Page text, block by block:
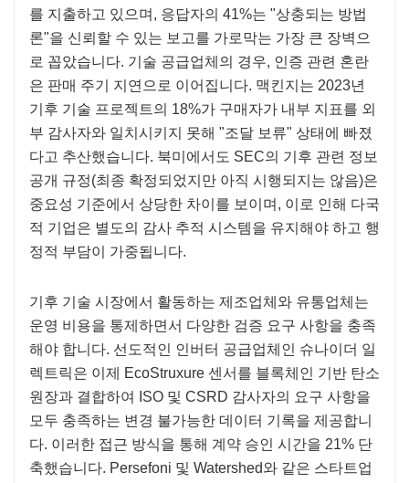
를 지출하고 있으며, 응답자의 41%는 "상충되는 방법
론"을 신뢰할 수 있는 보고를 가로막는 가장 큰 장벽으
로 꼽았습니다. 기술 공급업체의 경우, 인증 관련 혼란
은 판매 주기 지연으로 이어집니다. 맥킨지는 2023년
기후 기술 프로젝트의 18%가 구매자가 내부 지표를 외
부 감사자와 일치시키지 못해 "조달 보류" 상태에 빠졌
다고 추산했습니다. 북미에서도 SEC의 기후 관련 정보
공개 규정(최종 확정되었지만 아직 시행되지는 않음)은
중요성 기준에서 상당한 차이를 보이며, 이로 인해 다국
적 기업은 별도의 감사 추적 시스템을 유지해야 하고 행
정적 부담이 가중됩니다.
기후 기술 시장에서 활동하는 제조업체와 유통업체는
운영 비용을 통제하면서 다양한 검증 요구 사항을 충족
해야 합니다. 선도적인 인버터 공급업체인 슈나이더 일
렉트릭은 이제 EcoStruxure 센서를 블록체인 기반 탄소
원장과 결합하여 ISO 및 CSRD 감사자의 요구 사항을
모두 충족하는 변경 불가능한 데이터 기록을 제공합니
다. 이러한 접근 방식을 통해 계약 승인 시간을 21% 단
축했습니다. Persefoni 및 Watershed와 같은 스타트업